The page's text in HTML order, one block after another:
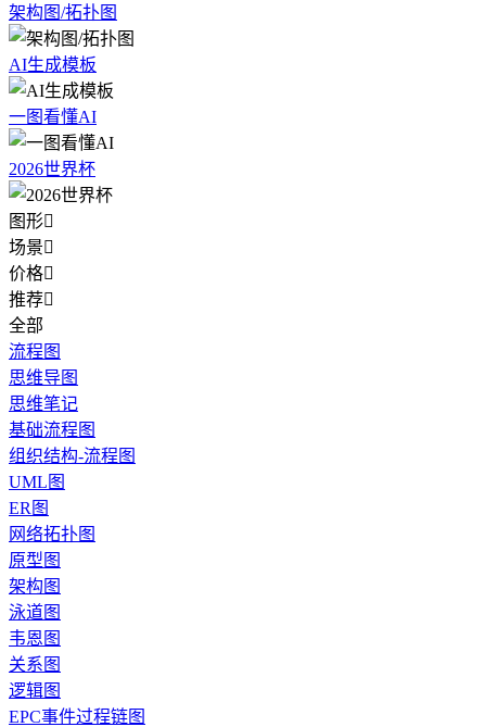
架构图/拓扑图
AI生成模板
一图看懂AI
2026世界杯
图形
场景
价格
推荐
全部
流程图
思维导图
思维笔记
基础流程图
组织结构-流程图
UML图
ER图
网络拓扑图
原型图
架构图
泳道图
韦恩图
关系图
逻辑图
EPC事件过程链图